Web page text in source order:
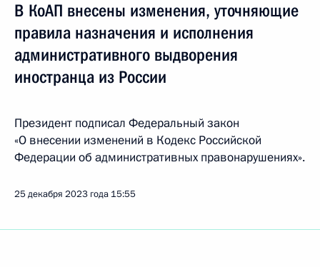
В КоАП внесены изменения, уточняющие
правила назначения и исполнения
административного выдворения
иностранца из России
Президент подписал Федеральный закон
«О внесении изменений в Кодекс Российской
Федерации об административных правонарушениях».
25 декабря 2023 года 15:55